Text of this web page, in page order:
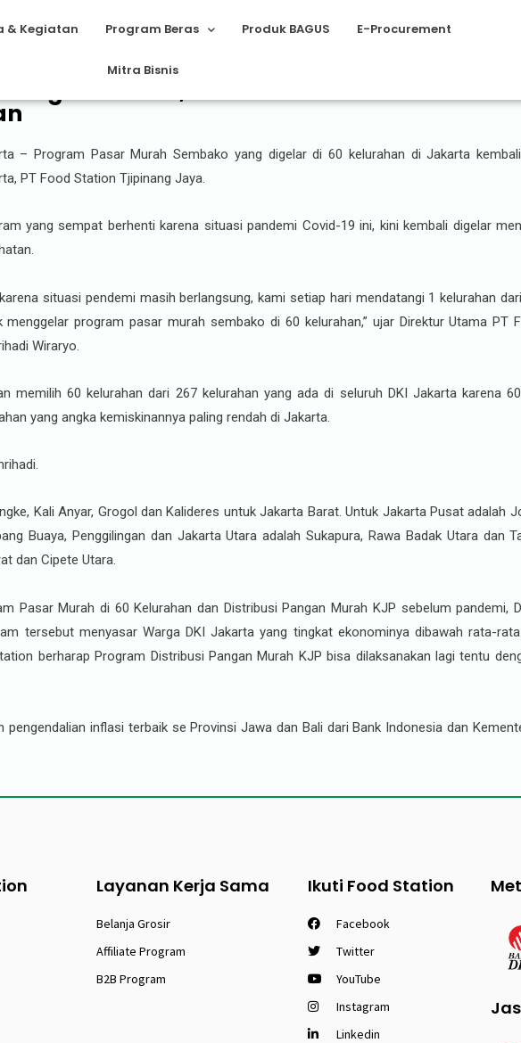
& Kegiatan Program Beras Produk BAGUS E-Procurement
Mitra Bisnis
Jakarta, Food Station Kembali Gelar
– Program Pasar Murah Sembako yang digelar di 60 kelurahan di Jakarta
PT Food Station Tjipinang Jaya.
yang sempat berhenti karena situasi pandemi Covid-19 ini, kini kembali digelar
karena situasi pendemi masih berlangsung, kami setiap hari mendatangi 1 kelurahan
menggelar program pasar murah sembako di 60 kelurahan,” ujar Direktur Utama PT
Wiraryo.
memilih 60 kelurahan dari 267 kelurahan yang ada di seluruh DKI Jakarta karena
yang angka kemiskinannya paling rendah di Jakarta.
Kali Anyar, Grogol dan Kalideres untuk Jakarta Barat. Untuk Jakarta Pusat adalah
Buaya, Penggilingan dan Jakarta Utara adalah Sukapura, Rawa Badak Utara dan
dan Cipete Utara.
Pasar Murah di 60 Kelurahan dan Distribusi Pangan Murah KJP sebelum pandemi,
tersebut menyasar Warga DKI Jakarta yang tingkat ekonominya dibawah rata-
berharap Program Distribusi Pangan Murah KJP bisa dilaksanakan lagi tentu
inflasi terbaik se Provinsi Jawa dan Bali dari Bank Indonesia dan
Layanan Kerja Sama
Belanja Grosir
Affiliate Program
B2B Program
Ikuti Food Station
Facebook
Twitter
YouTube
Instagram
Linkedin